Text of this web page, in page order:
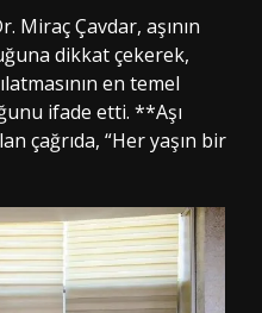
Miraç Çavdar, aşının
dikkat çekerek,
en temel
ifade etti. **Aşı
çağrıda, “Her yaşın bir